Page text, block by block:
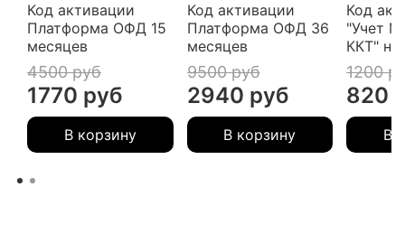
Код активации
Платформа ОФД 15
месяцев
4500 руб
1770 руб
В корзину
Код активации
Платформа ОФД 36
месяцев
9500 руб
2940 руб
В корзину
Код
"Учет
ККТ" на
1200
820
В